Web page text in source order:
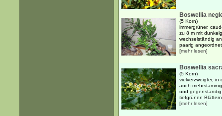
Boswellia
(5 Korn)
immergrüner,
zu 8 m mit
wechselständig
paarig
[mehr lesen]
Boswellia
(5 Korn)
vielverzweigter, in
auch
und
tiefgrünen
[mehr lesen]